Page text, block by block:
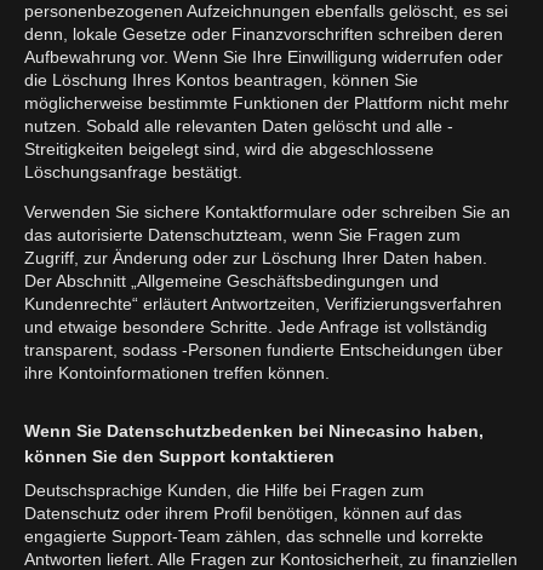
personenbezogenen Aufzeichnungen ebenfalls gelöscht, es sei
denn, lokale Gesetze oder Finanzvorschriften schreiben deren
Aufbewahrung vor. Wenn Sie Ihre Einwilligung widerrufen oder
die Löschung Ihres Kontos beantragen, können Sie
möglicherweise bestimmte Funktionen der Plattform nicht mehr
nutzen. Sobald alle relevanten Daten gelöscht und alle -
Streitigkeiten beigelegt sind, wird die abgeschlossene
Löschungsanfrage bestätigt.
Verwenden Sie sichere Kontaktformulare oder schreiben Sie an
das autorisierte Datenschutzteam, wenn Sie Fragen zum
Zugriff, zur Änderung oder zur Löschung Ihrer Daten haben.
Der Abschnitt „Allgemeine Geschäftsbedingungen und
Kundenrechte“ erläutert Antwortzeiten, Verifizierungsverfahren
und etwaige besondere Schritte. Jede Anfrage ist vollständig
transparent, sodass -Personen fundierte Entscheidungen über
ihre Kontoinformationen treffen können.
Wenn Sie Datenschutzbedenken bei Ninecasino haben,
können Sie den Support kontaktieren
Deutschsprachige Kunden, die Hilfe bei Fragen zum
Datenschutz oder ihrem Profil benötigen, können auf das
engagierte Support-Team zählen, das schnelle und korrekte
Antworten liefert. Alle Fragen zur Kontosicherheit, zu finanziellen